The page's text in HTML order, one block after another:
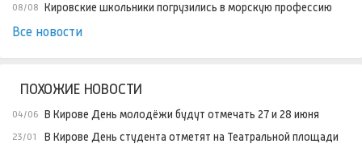
08/08 Кировские школьники погрузились в морскую профессию
Все новости
ПОХОЖИЕ НОВОСТИ
04/06 В Кирове День молодёжи будут отмечать 27 и 28 июня
23/01 В Кирове День студента отметят на Театральной площади